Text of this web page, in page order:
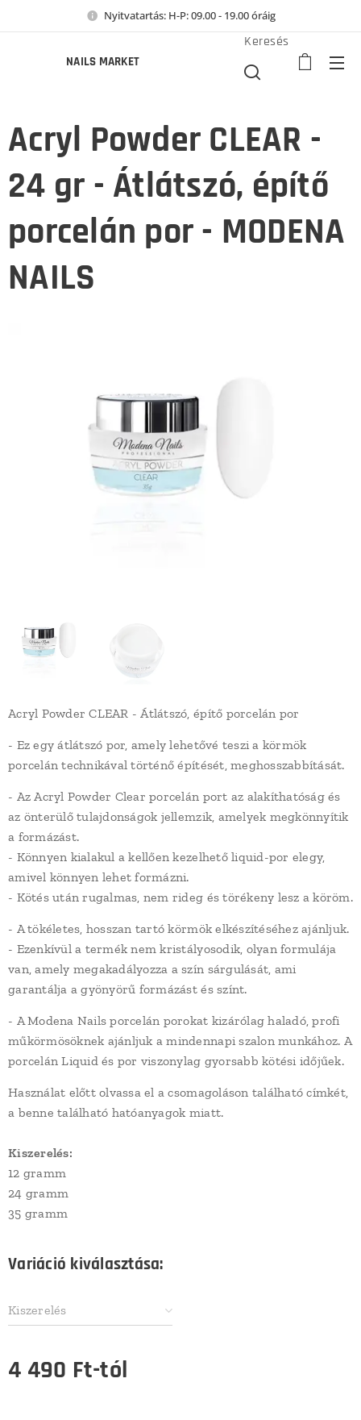
Nyitvatartás: H-P: 09.00 - 19.00 óráig
NAILS MARKET
Keresés
Acryl Powder CLEAR -
24 gr - Átlátszó, építő
porcelán por - MODENA
NAILS
Acryl Powder CLEAR - Átlátszó, építő porcelán por
- Ez egy átlátszó por, amely lehetővé teszi a körmök
porcelán technikával történő építését, meghosszabbítását.
- Az Acryl Powder Clear porcelán port az alakíthatóság és
az önterülő tulajdonságok jellemzik, amelyek megkönnyítik
a formázást.
- Könnyen kialakul a kellően kezelhető liquid-por elegy,
amivel könnyen lehet formázni.
- Kötés után rugalmas, nem rideg és törékeny lesz a köröm.
- A tökéletes, hosszan tartó körmök elkészítéséhez ajánljuk.
- Ezenkívül a termék nem kristályosodik, olyan formulája
van, amely megakadályozza a szín sárgulását, ami
garantálja a gyönyörű formázást és színt.
- A Modena Nails porcelán porokat kizárólag haladó, profi
műkörmösöknek ajánljuk a mindennapi szalon munkához. A
porcelán Liquid és por viszonylag gyorsabb kötési időjűek.
Használat előtt olvassa el a csomagoláson található címkét,
a benne található hatóanyagok miatt.
Kiszerelés:
12 gramm
24 gramm
35 gramm
Variáció kiválasztása:
Kiszerelés
4 490 Ft-tól